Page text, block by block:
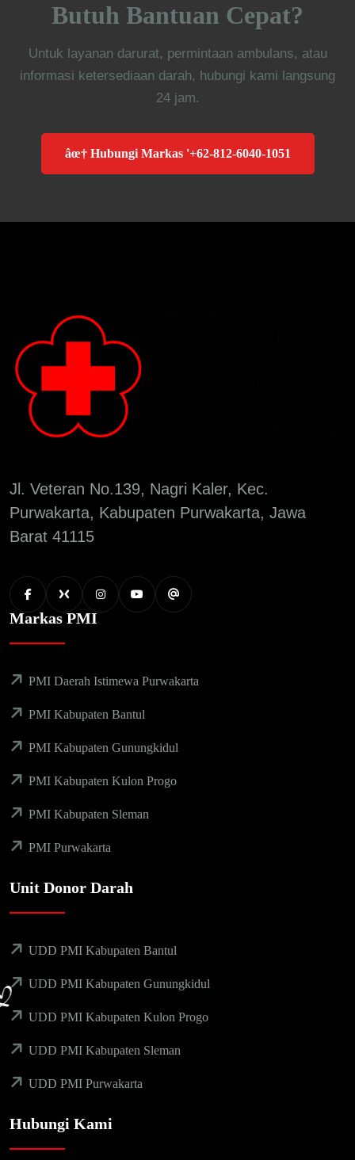
Butuh Bantuan Cepat?
Untuk layanan darurat, permintaan ambulans, atau
informasi ketersediaan darah, hubungi kami langsung
24 jam.
âœ† Hubungi Markas '+62-812-6040-1051
Jl. Veteran No.139, Nagri Kaler, Kec.
Purwakarta, Kabupaten Purwakarta, Jawa
Barat 41115
Markas PMI
PMI Daerah Istimewa Purwakarta
PMI Kabupaten Bantul
PMI Kabupaten Gunungkidul
PMI Kabupaten Kulon Progo
PMI Kabupaten Sleman
PMI Purwakarta
Unit Donor Darah
UDD PMI Kabupaten Bantul
UDD PMI Kabupaten Gunungkidul
UDD PMI Kabupaten Kulon Progo
UDD PMI Kabupaten Sleman
UDD PMI Purwakarta
Hubungi Kami